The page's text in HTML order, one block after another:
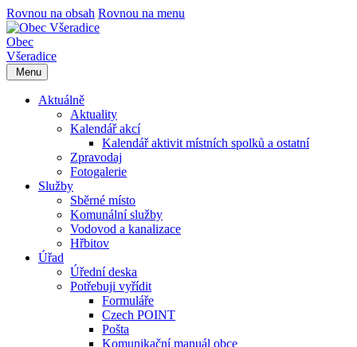
Rovnou na obsah Rovnou na menu
Obec
Všeradice
Menu
Aktuálně
Aktuality
Kalendář akcí
Kalendář aktivit místních spolků a ostatní
Zpravodaj
Fotogalerie
Služby
Sběrné místo
Komunální služby
Vodovod a kanalizace
Hřbitov
Úřad
Úřední deska
Potřebuji vyřídit
Formuláře
Czech POINT
Pošta
Komunikační manuál obce